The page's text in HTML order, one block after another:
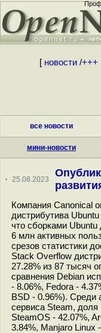
[ новости/+++
все новости
мини-новости
· 25.08.2023
Компания Canonical
дистрибутива
что сборками Ubuntu
6 млн активных
срезов статистики
Stack Overflow
27.28% из 87 тысяч
сравнения Debian
- 8.06%, Fedora -
BSD - 0.96%). Среди
сервиса Steam, доля
SteamOS - 42.07%,
3.84%, Manjaro Linux